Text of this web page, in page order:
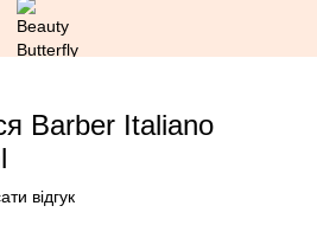
Barber Italiano
відгук